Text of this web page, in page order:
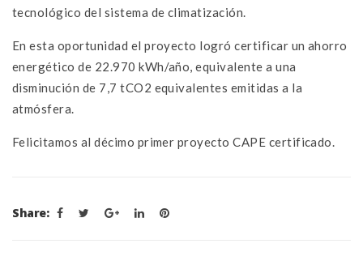
tecnológico del sistema de climatización.
En esta oportunidad el proyecto logró certificar un ahorro
energético de 22.970 kWh/año, equivalente a una
disminución de 7,7 tCO2 equivalentes emitidas a la
atmósfera.
Felicitamos al décimo primer proyecto CAPE certificado.
Share: